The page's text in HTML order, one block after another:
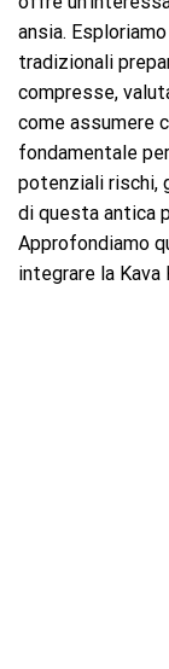
ansia.
tradizionali
compresse,
come assumere
fondamentale
potenziali rischi,
di questa antica
Approfondiamo
integrare la Kava